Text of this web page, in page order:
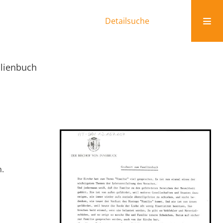
Detailsuche